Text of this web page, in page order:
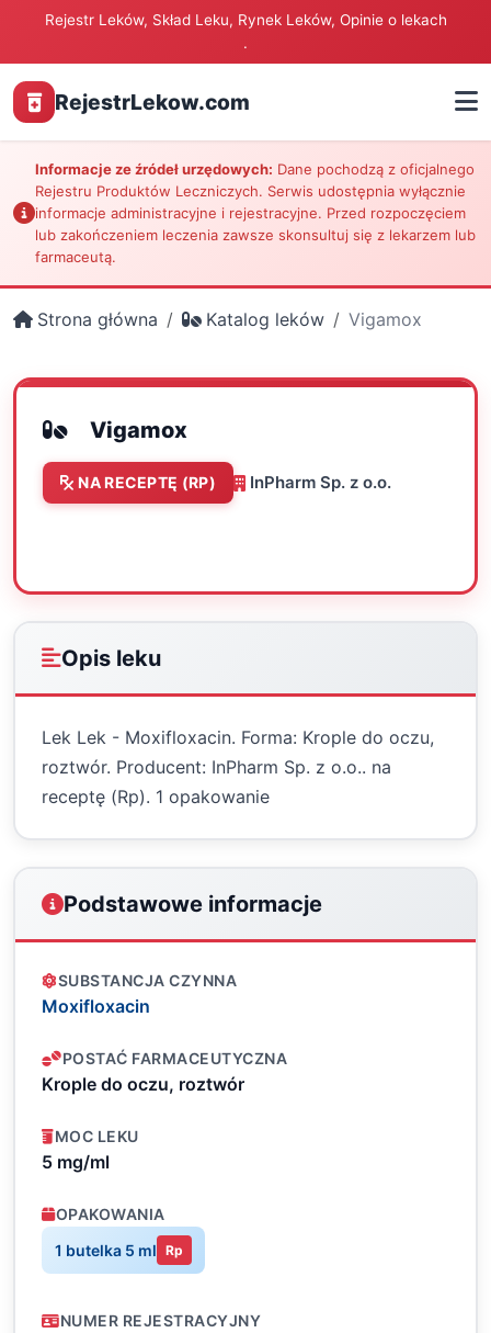
Rejestr Leków, Skład Leku, Rynek Leków, Opinie o lekach
.
RejestrLekow.com
Informacje ze źródeł urzędowych: Dane pochodzą z oficjalnego
Rejestru Produktów Leczniczych. Serwis udostępnia wyłącznie
informacje administracyjne i rejestracyjne. Przed rozpoczęciem
lub zakończeniem leczenia zawsze skonsultuj się z lekarzem lub
farmaceutą.
Strona główna Katalog leków Vigamox
Vigamox
NA RECEPTĘ (RP) InPharm Sp. z o.o.
Opis leku
Lek Lek - Moxifloxacin. Forma: Krople do oczu,
roztwór. Producent: InPharm Sp. z o.o.. na
receptę (Rp). 1 opakowanie
Podstawowe informacje
SUBSTANCJA CZYNNA
Moxifloxacin
POSTAĆ FARMACEUTYCZNA
Krople do oczu, roztwór
MOC LEKU
5 mg/ml
OPAKOWANIA
1 butelka 5 ml Rp
NUMER REJESTRACYJNY